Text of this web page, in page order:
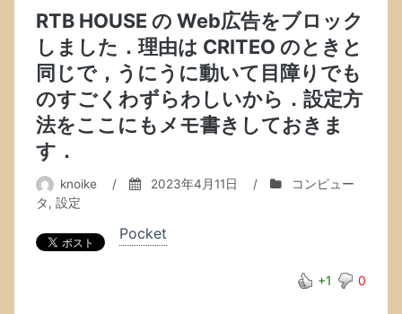
Widget
Plus」
プ
ラ
グ
イ
ン
&
trackback’
プ
シ
RTB HOUSE の Web広告をブロック
しました．理由は CRITEO のときと
同じで，うにうに動いて目障りでも
のすごくわずらわしいから．設定方
法をここにもメモ書きしておきま
す．
knoike / 2023年4月11日 /
コンピュー
タ, 設定
Pocket
+1 0